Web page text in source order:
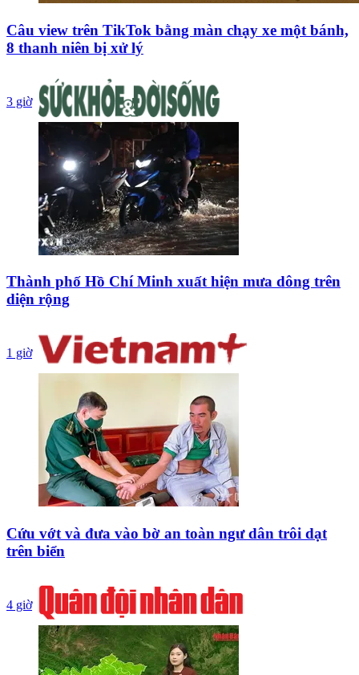
Câu view trên TikTok bằng màn chạy xe một bánh,
8 thanh niên bị xử lý
3 giờ
Thành phố Hồ Chí Minh xuất hiện mưa dông trên
diện rộng
1 giờ
Cứu vớt và đưa vào bờ an toàn ngư dân trôi dạt
trên biển
4 giờ